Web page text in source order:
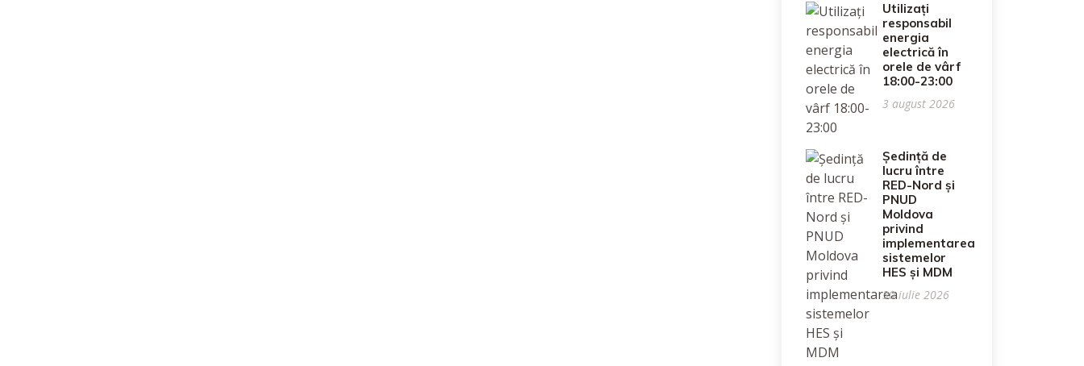
Utilizați
responsabil
energia
electrică în
orele de vârf
18:00-23:00
3 august 2026
Ședință de
lucru între
RED-Nord și
PNUD
Moldova
privind
implementarea
sistemelor
HES și MDM
30 iulie 2026